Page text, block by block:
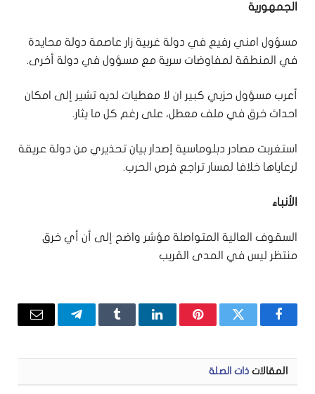
الجمهورية
مسؤول امني رفيع في دولة غربية زار عاصمة دولة محايدة
في المنطقة لمفاوضات سرية مع مسؤول في دولة أخرى.
أعرب مسؤول حزبي كبير ان لا معطيات لديه تشير إلى امكان
احداث خرق في ملف معطل، على رغم كل ما يثار.
استغربت مصادر دبلوماسية إصدار بيان تحذيري من دولة عريقة
لرعاياها خلافا لمسار تراجع فرص الحرب.
الأنباء
السقوف العالية المتواصلة مؤشر واضح إلى أن أي خرق
منتظر ليس في المدى القريب
فيسبوكتويتر بينتيريستلينكدإنTumblrتيلقرامالبريد
المقالات ذات الصلة